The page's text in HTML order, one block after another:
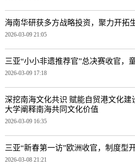
海南华研获多方战略投资，聚力开拓
2026-03-09 21:05
三亚“小小非遗推荐官”总决赛收官，
2026-03-09 17:18
深挖南海文化共识 赋能自贸港文化
大学阐释南海共同文化价值​
2026-03-09 16:35
三亚“新春第一访”欧洲收官，制度型
2026-03-08 21:21